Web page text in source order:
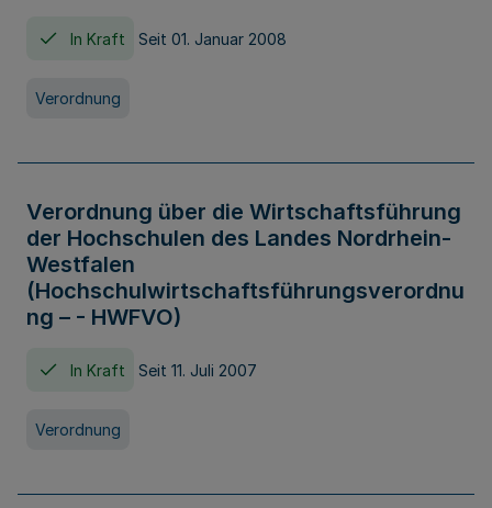
In Kraft Seit 01. Januar 2008
Verordnung
Verordnung über die Wirtschaftsführung
der Hochschulen des Landes Nordrhein-
Westfalen
(Hochschulwirtschaftsführungsverordnu
ng – - HWFVO)
In Kraft Seit 11. Juli 2007
Verordnung